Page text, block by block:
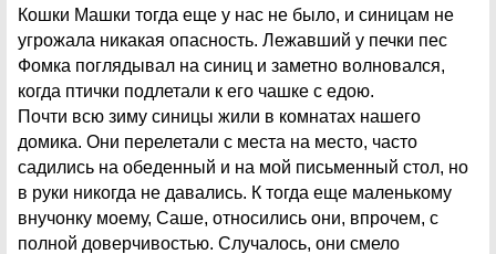
Кошки Машки тогда еще у нас не было, и синицам не
угрожала никакая опасность. Лежавший у печки пес
Фомка поглядывал на синиц и заметно волновался,
когда птички подлетали к его чашке с едою.
Почти всю зиму синицы жили в комнатах нашего
домика. Они перелетали с места на место, часто
садились на обеденный и на мой письменный стол, но
в руки никогда не давались. К тогда еще маленькому
внучонку моему, Саше, относились они, впрочем, с
полной доверчивостью. Случалось, они смело